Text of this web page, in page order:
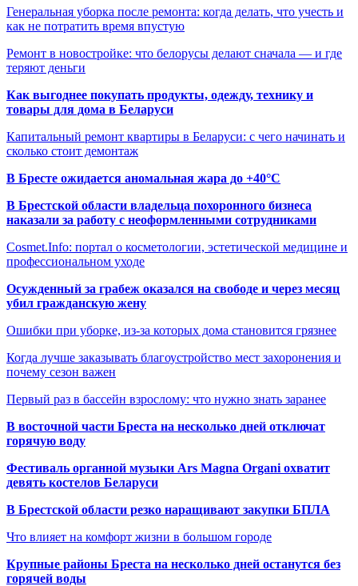
Генеральная уборка после ремонта: когда делать, что учесть и
как не потратить время впустую
Ремонт в новостройке: что белорусы делают сначала — и где
теряют деньги
Как выгоднее покупать продукты, одежду, технику и
товары для дома в Беларуси
Капитальный ремонт квартиры в Беларуси: с чего начинать и
сколько стоит демонтаж
В Бресте ожидается аномальная жара до +40°C
В Брестской области владельца похоронного бизнеса
наказали за работу с неоформленными сотрудниками
Cosmet.Info: портал о косметологии, эстетической медицине и
профессиональном уходе
Осужденный за грабеж оказался на свободе и через месяц
убил гражданскую жену
Ошибки при уборке, из-за которых дома становится грязнее
Когда лучше заказывать благоустройство мест захоронения и
почему сезон важен
Первый раз в бассейн взрослому: что нужно знать заранее
В восточной части Бреста на несколько дней отключат
горячую воду
Фестиваль органной музыки Ars Magna Organi охватит
девять костелов Беларуси
В Брестской области резко наращивают закупки БПЛА
Что влияет на комфорт жизни в большом городе
Крупные районы Бреста на несколько дней останутся без
горячей воды